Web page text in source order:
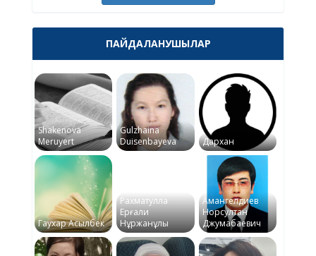
ПАЙДАЛАНУШЫЛАР
Shakenova
Meruyert
Gulzhaina
Duisenbayeva
Дархан
Гаухар Асылбек
Рахматулла
Ерғали
Нұржанұлы
Амангелдиев
Норсултан
Джумабаевич